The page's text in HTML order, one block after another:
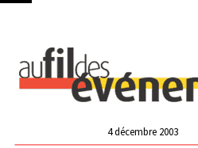
4 décembre 2003